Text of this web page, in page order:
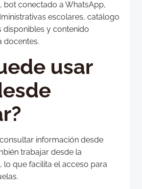
bot conectado a WhatsApp,
escolares, catálogo
disponibles y contenido
docentes.
usar
información desde
trabajar desde la
lo que facilita el acceso para